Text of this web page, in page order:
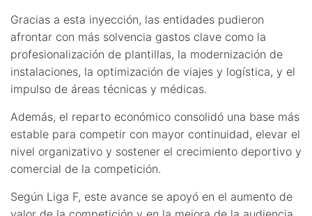
Gracias a esta inyección, las entidades pudieron
afrontar con más solvencia gastos clave como la
profesionalización de plantillas, la modernización de
instalaciones, la optimización de viajes y logística, y el
impulso de áreas técnicas y médicas.
Además, el reparto económico consolidó una base más
estable para competir con mayor continuidad, elevar el
nivel organizativo y sostener el crecimiento deportivo y
comercial de la competición.
Según Liga F, este avance se apoyó en el aumento de